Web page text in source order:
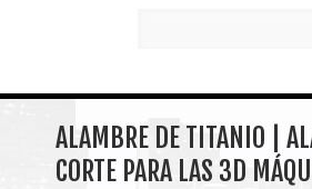
ALAMBRE DE TITANIO |
CORTE PARA LAS 3D